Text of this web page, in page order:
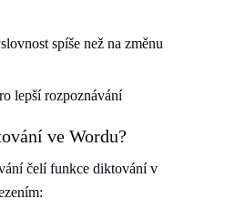
spíše než na změnu
lepší rozpoznávání
ve Wordu?
čelí funkce diktování v